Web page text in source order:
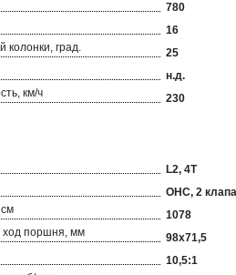
780
16
колонки, град.
25
н.д.
км/ч
230
L2, 4T
OHC, 2
1078
ход поршня, мм
98х71,5
10,5:1